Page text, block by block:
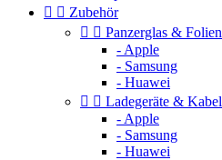
  Zubehör
  Panzerglas & Folien
- Apple
- Samsung
- Huawei
  Ladegeräte & Kabel
- Apple
- Samsung
- Huawei